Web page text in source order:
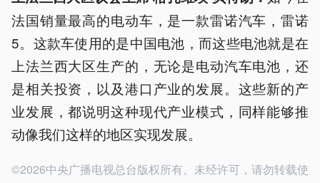
法国销量最高的电动车，是一款雷诺汽车，雷诺
5。这款车使用的是中国电池，而这些电池就是在
上法兰西大区生产的，无论是电动汽车电池，还
是相关投资，以及港口产业的发展。这些新的产
业发展，都说明这种现代产业模式，同样能够推
动像我们这样的地区实现发展。
©2026中央广播电视总台版权所有。未经许可，请勿转载使